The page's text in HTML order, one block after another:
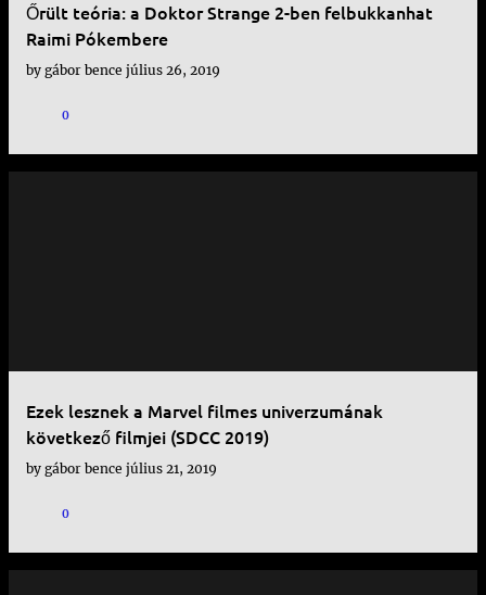
Őrült teória: a Doktor Strange 2-ben felbukkanhat
Raimi Pókembere
by gábor bence július 26, 2019
0
Ezek lesznek a Marvel filmes univerzumának
következő filmjei (SDCC 2019)
by gábor bence július 21, 2019
0